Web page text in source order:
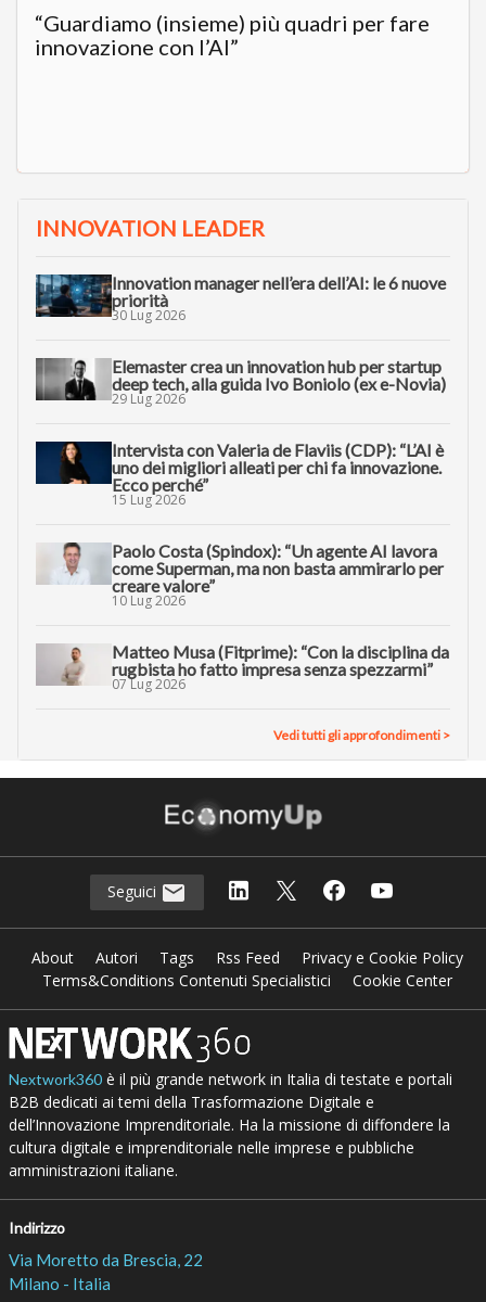
“Guardiamo (insieme) più quadri per fare
innovazione con l’AI”
INNOVATION LEADER
Innovation manager nell’era dell’AI: le 6 nuove
priorità
30 Lug 2026
Elemaster crea un innovation hub per startup
deep tech, alla guida Ivo Boniolo (ex e-Novia)
29 Lug 2026
Intervista con Valeria de Flaviis (CDP): “L’AI è
uno dei migliori alleati per chi fa innovazione.
Ecco perché”
15 Lug 2026
Paolo Costa (Spindox): “Un agente AI lavora
come Superman, ma non basta ammirarlo per
creare valore”
10 Lug 2026
Matteo Musa (Fitprime): “Con la disciplina da
rugbista ho fatto impresa senza spezzarmi”
07 Lug 2026
Vedi tutti gli approfondimenti >
Seguici
About Autori Tags Rss Feed
Privacy e Cookie Policy
Terms&Conditions Contenuti Specialistici
Cookie Center
Nextwork360è il più grande network in Italia di testate e portali
B2B dedicati ai temi della Trasformazione Digitale e
dell’Innovazione Imprenditoriale. Ha la missione di diffondere la
cultura digitale e imprenditoriale nelle imprese e pubbliche
amministrazioni italiane.
Indirizzo
Via Moretto da Brescia, 22
Milano - Italia